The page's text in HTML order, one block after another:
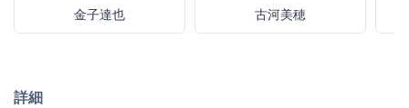
金子達也 古河美穂
詳細